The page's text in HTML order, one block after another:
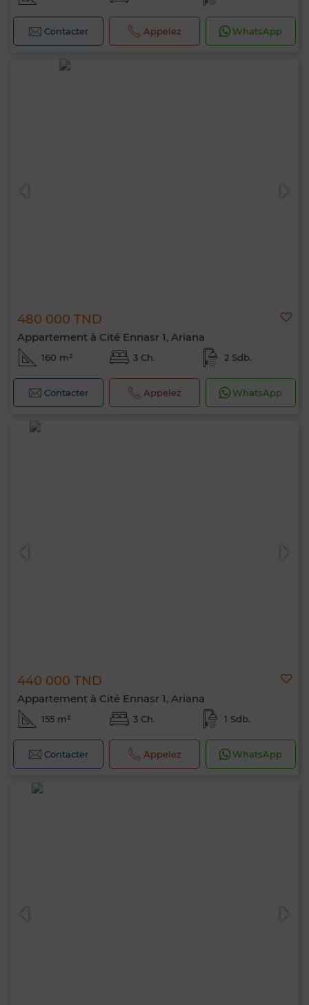
Contacter Appelez WhatsApp
480 000 TND
Appartement à Cité Ennasr 1, Ariana
160 m² 3 Ch. 2 Sdb.
Contacter Appelez WhatsApp
440 000 TND
Appartement à Cité Ennasr 1, Ariana
155 m² 3 Ch. 1 Sdb.
Contacter Appelez WhatsApp